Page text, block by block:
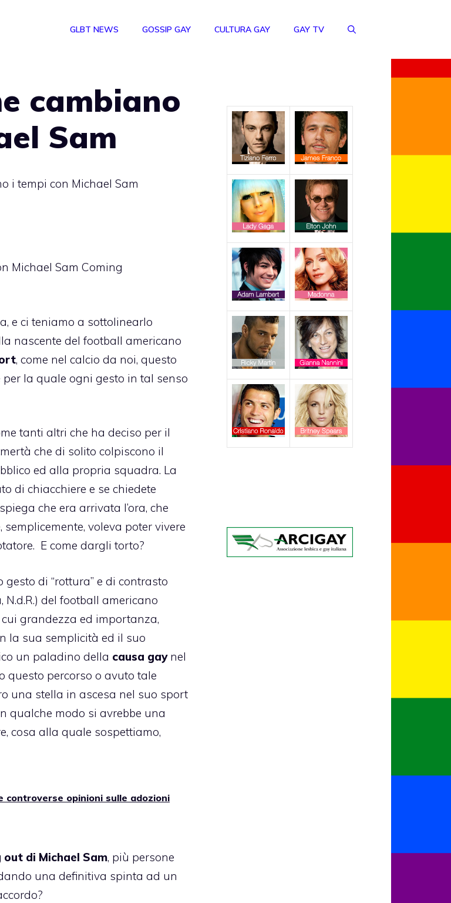
GLBT NEWS GOSSIP GAY CULTURA GAY GAY TV
cambiano
Sam
i tempi con Michael Sam
e ci teniamo a sottolinearlo
nascente del football americano
, come nel calcio da noi, questo
la quale ogni gesto in tal senso
tanti altri che ha deciso per il
che di solito colpiscono il
ed alla propria squadra. La
di chiacchiere e se chiedete
che era arrivata l’ora, che
voleva poter vivere
E come dargli torto?
di “rottura” e di contrasto
del football americano
grandezza ed importanza,
la sua semplicità ed il suo
un paladino della causa gaynel
questo percorso o avuto tale
una stella in ascesa nel suo sport
qualche modo si avrebbe una
cosa alla quale sospettiamo,
controverse opinioni sulle adozioni
out di Michael Sam, più persone
una definitiva spinta ad un